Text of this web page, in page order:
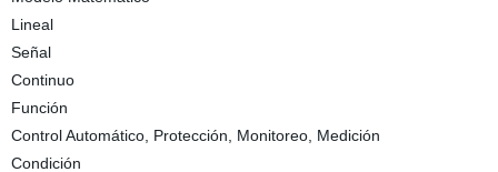
Lineal
Señal
Continuo
Función
Control Automático, Protección, Monitoreo, Medición
Condición